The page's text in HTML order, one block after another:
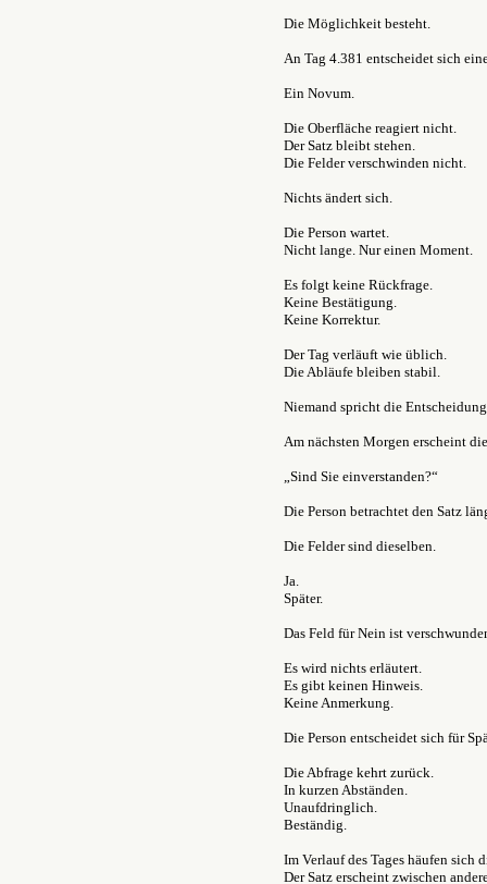
Die Möglichkeit besteht.
An Tag 4.381 entscheidet sich
Ein Novum.
Die Oberfläche reagiert nicht.
Der Satz bleibt stehen.
Die Felder verschwinden nicht.
Nichts ändert sich.
Die Person wartet.
Nicht lange. Nur einen Moment.
Es folgt keine Rückfrage.
Keine Bestätigung.
Keine Korrektur.
Der Tag verläuft wie üblich.
Die Abläufe bleiben stabil.
Niemand spricht die
Am nächsten Morgen erscheint
„Sind Sie einverstanden?“
Die Person betrachtet den Satz
Die Felder sind dieselben.
Ja.
Später.
Das Feld für Nein ist
Es wird nichts erläutert.
Es gibt keinen Hinweis.
Keine Anmerkung.
Die Person entscheidet sich für
Die Abfrage kehrt zurück.
In kurzen Abständen.
Unaufdringlich.
Beständig.
Im Verlauf des Tages häufen sich
Der Satz erscheint zwischen